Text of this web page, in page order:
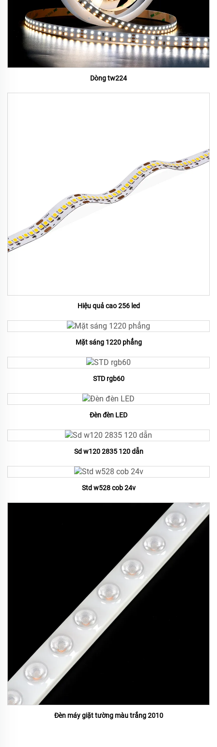
Dòng tw224
Hiệu quả cao 256 led
Mặt sáng 1220 phẳng
STD rgb60
Đèn đèn LED
Sd w120 2835 120 dẫn
Std w528 cob 24v
Đèn máy giặt tường màu trắng 2010